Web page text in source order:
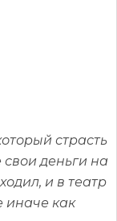
страсть
деньги на
и в театр
иначе как